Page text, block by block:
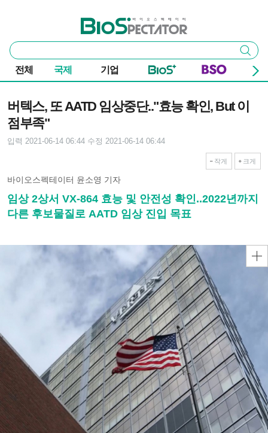
바이오스펙테이터
통
합
검
색
검색
전체 국제 기업
버텍스, 또 AATD 임상중단.."효능 확인, But 이
점부족"
입력 2021-06-14 06:44 수정 2021-06-14 06:44
작게 크게
바이오스펙테이터 윤소영 기자
임상 2상서 VX-864 효능 및 안전성 확인..2022년까지
다른 후보물질로 AATD 임상 진입 목표